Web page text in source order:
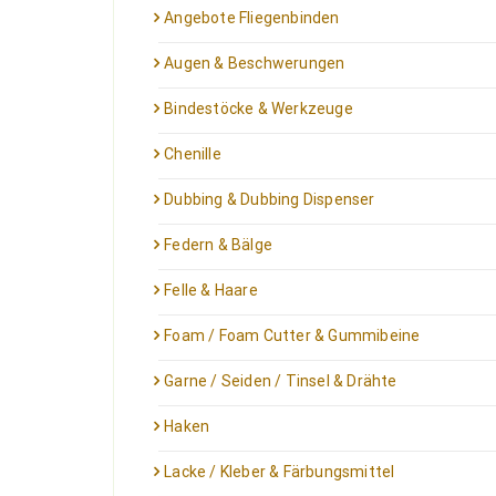
Angebote Fliegenbinden
Augen & Beschwerungen
Bindestöcke & Werkzeuge
Chenille
Dubbing & Dubbing Dispenser
Federn & Bälge
Felle & Haare
Foam / Foam Cutter & Gummibeine
Garne / Seiden / Tinsel & Drähte
Haken
Lacke / Kleber & Färbungsmittel